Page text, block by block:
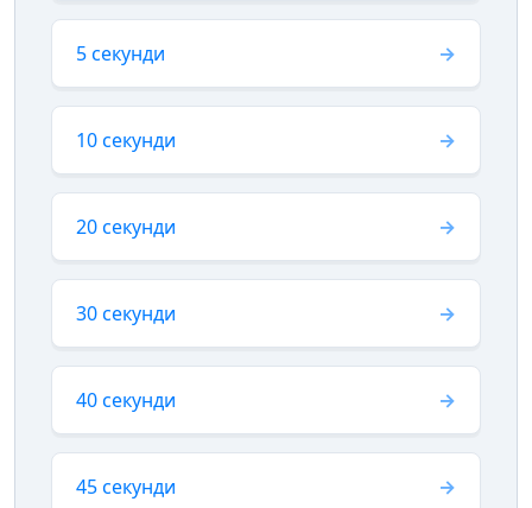
5 секунди
10 секунди
20 секунди
30 секунди
40 секунди
45 секунди